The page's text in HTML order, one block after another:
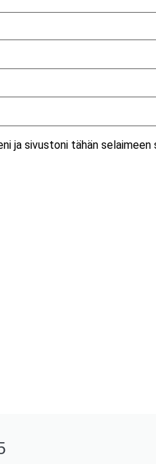
ja sivustoni tähän